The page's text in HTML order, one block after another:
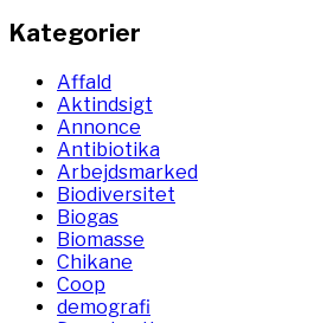
Kategorier
Affald
Aktindsigt
Annonce
Antibiotika
Arbejdsmarked
Biodiversitet
Biogas
Biomasse
Chikane
Coop
demografi